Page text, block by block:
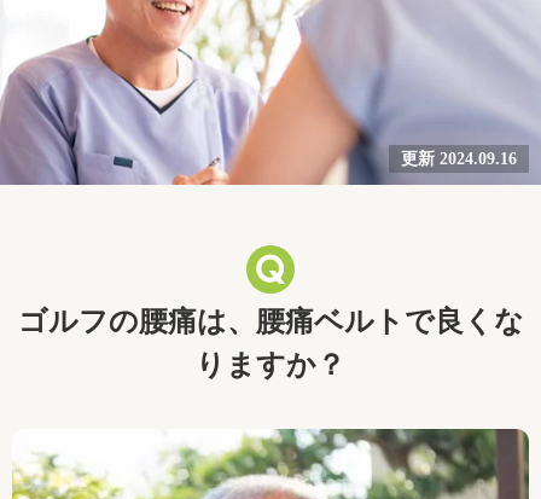
はじめての方へ
更新 2024.09.16
ゴルフの腰痛は、腰痛ベルトで良くな
りますか？